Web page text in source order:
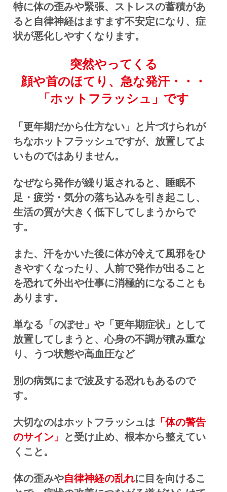
特に体の歪みや緊張、ストレスの蓄積があ
ると自律神経はますます不安定になり、症
状が悪化しやすくなります。
突然やってくる
顔や首のほてり、急な発汗・・・
「ホットフラッシュ」です
「更年期だから仕方ない」と片づけられが
ちなホットフラッシュですが、放置してよ
いものではありません。
なぜなら発作が繰り返されると、睡眠不
足・疲労・気分の落ち込みを引き起こし、
生活の質が大きく低下してしまうからで
す。
また、汗をかいた後に体が冷えて風邪をひ
きやすくなったり、人前で発作が出ること
を恐れて外出や仕事に消極的になることも
あります。
単なる「のぼせ」や「更年期症状」として
放置してしまうと、心身の不調が積み重な
り、うつ状態や高血圧など
別の病気にまで波及する恐れもあるので
す。
大切なのはホットフラッシュは 「体の警告
のサイン」
と受け止め、根本から整えてい
くこと。
体の歪みや自律神経の乱れに目を向けるこ